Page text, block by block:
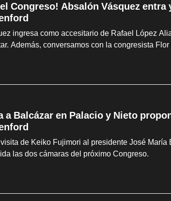
el Congreso! Absalón Vásquez
ingresa como accesitario de Rafael López
Además, conversamos con la congresista Flor
a Balcázar en Palacio y Nieto
de Keiko Fujimori al presidente José
las dos cámaras del próximo Congreso.